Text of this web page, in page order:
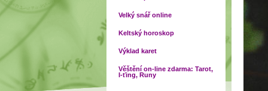
Velký snář online
Keltský horoskop
Výklad karet
Věštění on-line zdarma: Tarot,
I-ťing, Runy